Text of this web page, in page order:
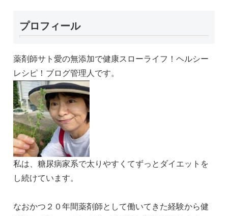
プロフィール
薬剤師サト愛の無添加で健康スローライフ！ヘルシー
レシピ！ブログ管理人です。
私は、糖尿病家系で太りやすくてずっとダイエットを
し続けています。
なおかつ２０年間薬剤師として働いてきた経験から健